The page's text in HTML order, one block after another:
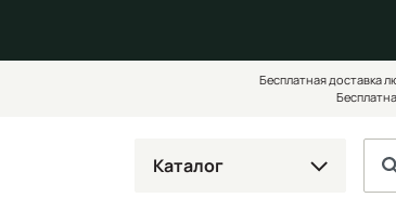
Бесплатная доставка
Каталог